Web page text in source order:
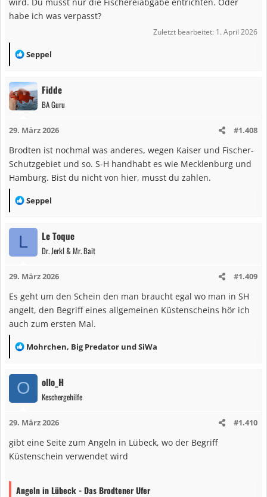
habe ich was verpasst?
Zuletzt bearbeitet: 1. April 2026
R
a
k
t
o
n
Seppel
Fidde
BA Guru
29. März 2026 #1.408
Brodten ist nochmal was anderes, wegen Kaiser und Fischer-
Schutzgebiet und so. S-H handhabt es wie Mecklenburg und
Hamburg. Bist du nicht von hier, musst du zahlen.
R
a
o
e
Seppel
L Le Toque
Dr. Jerkl & Mr. Bait
29. März 2026 #1.409
Es geht um den Schein den man braucht egal wo man in SH
angelt, den Begriff eines allgemeinen Küstenscheins hör ich
auch zum ersten Mal.
R
a
k
o
Mohrchen, Big Predator undSiWa
O ollo_H
Keschergehilfe
29. März 2026 #1.410
gibt eine Seite zum Angeln in Lübeck, wo der Begriff
Küstenschein verwendet wird
Angeln in Lübeck - Das Brodtener Ufer